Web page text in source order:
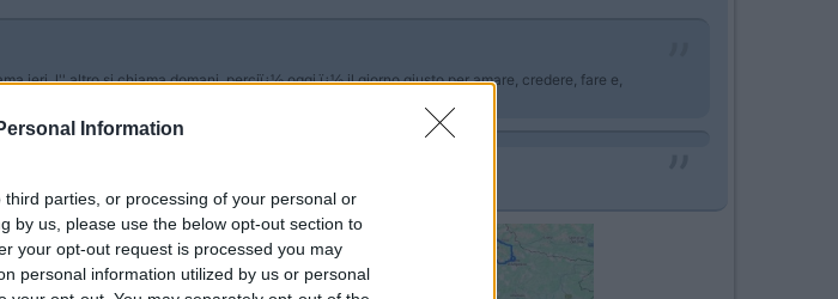
Information
parties, or processing of your personal or
by us, please use the below opt-out section to
your opt-out request is processed you may
personal information utilized by us or personal
ieri, l'' altro si chiama domani, perciï¿½ oggi ï¿½ il giorno giusto per amare, credere, fare e,